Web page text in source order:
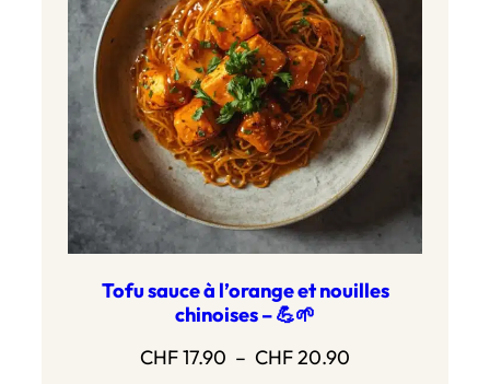
Tofu sauce à l’orange et nouilles
chinoises – 💪🌱
CHF17.90 – CHF20.90